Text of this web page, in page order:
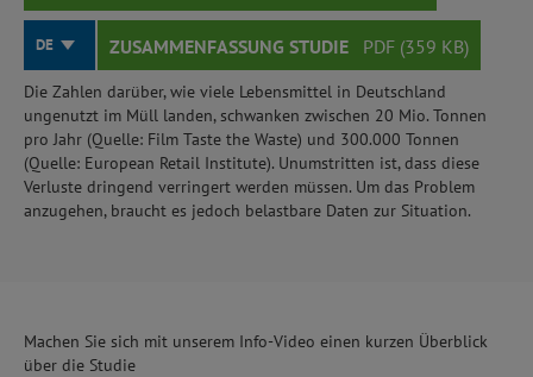
DE ZUSAMMENFASSUNG STUDIE PDF (359 KB)
Die Zahlen darüber, wie viele Lebensmittel in Deutschland
ungenutzt im Müll landen, schwanken zwischen 20 Mio. Tonnen
pro Jahr (Quelle: Film Taste the Waste) und 300.000 Tonnen
(Quelle: European Retail Institute). Unumstritten ist, dass diese
Verluste dringend verringert werden müssen. Um das Problem
anzugehen, braucht es jedoch belastbare Daten zur Situation.
Machen Sie sich mit unserem Info-Video einen kurzen Überblick
über die Studie